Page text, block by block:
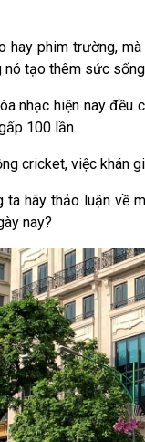
hay phim trường,
nó tạo thêm sức
nhạc hiện nay
100 lần.
cricket, việc khán
ta hãy thảo luận về
nay?